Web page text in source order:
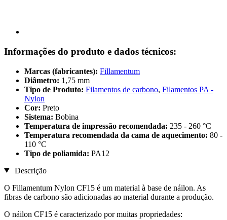
Informações do produto e dados técnicos:
Marcas (fabricantes): Fillamentum
Diâmetro: 1,75 mm
Tipo de Produto: Filamentos de carbono, Filamentos PA -
Nylon
Cor: Preto
Sistema: Bobina
Temperatura de impressão recomendada: 235 - 260 °C
Temperatura recomendada da cama de aquecimento: 80 -
110 °C
Tipo de poliamida: PA12
Descrição
O Fillamentum Nylon CF15 é um material à base de náilon. As
fibras de carbono são adicionadas ao material durante a produção.
O náilon CF15 é caracterizado por muitas propriedades: